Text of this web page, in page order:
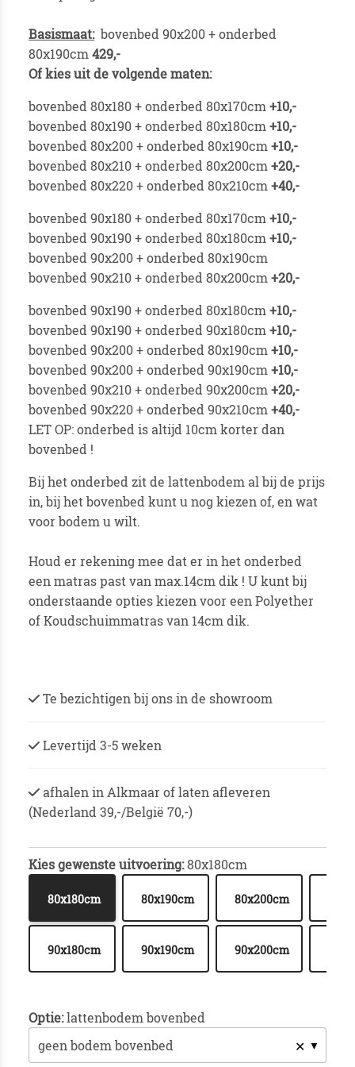
Basismaat:bovenbed 90x200 + onderbed
80x190cm429,-
Of kies uit de volgende maten:
bovenbed 80x180 + onderbed 80x170cm+10,-
bovenbed 80x190 + onderbed 80x180cm+10,-
bovenbed 80x200 + onderbed 80x190cm+10,-
bovenbed 80x210 + onderbed 80x200cm+20,-
bovenbed 80x220 + onderbed 80x210cm+40,-
bovenbed 90x180 + onderbed 80x170cm+10,-
bovenbed 90x190 + onderbed 80x180cm+10,-
bovenbed 90x200 + onderbed 80x190cm
bovenbed 90x210 + onderbed 80x200cm+20,-
bovenbed 90x190 + onderbed 80x180cm+10,-
bovenbed 90x190 + onderbed 90x180cm+10,-
bovenbed 90x200 + onderbed 80x190cm+10,-
bovenbed 90x200 + onderbed 90x190cm+10,-
bovenbed 90x210 + onderbed 90x200cm+20,-
bovenbed 90x220 + onderbed 90x210cm+40,-
LET OP: onderbed is altijd 10cm korter dan
bovenbed !
Bij het onderbed zit de lattenbodem al bij de prijs
in, bij het bovenbed kunt u nog kiezen of, en wat
voor bodem u wilt.
Houd er rekening mee dat er in het onderbed
een matras past van max.14cm dik ! U kunt bij
onderstaande opties kiezen voor een Polyether
of Koudschuimmatras van 14cm dik.
Te bezichtigen bij ons in de showroom
Levertijd 3-5 weken
afhalen in Alkmaar of laten afleveren
(Nederland 39,-/België 70,-)
Kies gewenste uitvoering:80x180cm
80x180cm 80x190cm 80x200cm
90x180cm 90x190cm 90x200cm
Optie:lattenbodem bovenbed
✕